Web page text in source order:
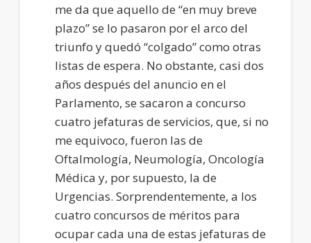
me da que aquello de “en muy breve
plazo” se lo pasaron por el arco del
triunfo y quedó “colgado” como otras
listas de espera. No obstante, casi dos
años después del anuncio en el
Parlamento, se sacaron a concurso
cuatro jefaturas de servicios, que, si no
me equivoco, fueron las de
Oftalmología, Neumología, Oncología
Médica y, por supuesto, la de
Urgencias. Sorprendentemente, a los
cuatro concursos de méritos para
ocupar cada una de estas jefaturas de